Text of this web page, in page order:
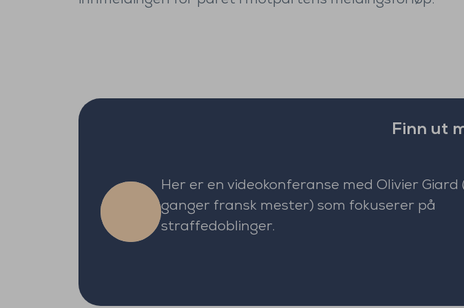
Finn ut
Her er en videokonferanse med Olivier Giard
ganger fransk mester) som fokuserer på
straffedoblinger.